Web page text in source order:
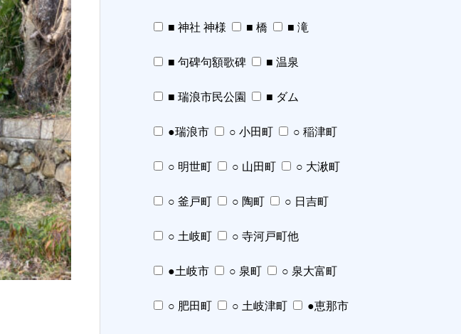
■ 神社 神様 ■ 橋 ■ 滝
■ 句碑句額歌碑 ■ 温泉
■ 瑞浪市民公園 ■ ダム
●瑞浪市 ○ 小田町 ○ 稲津町
○ 明世町 ○ 山田町 ○ 大湫町
○ 釜戸町 ○ 陶町 ○ 日吉町
○ 土岐町 ○ 寺河戸町他
●土岐市 ○ 泉町 ○ 泉大富町
○ 肥田町 ○ 土岐津町 ●恵那市